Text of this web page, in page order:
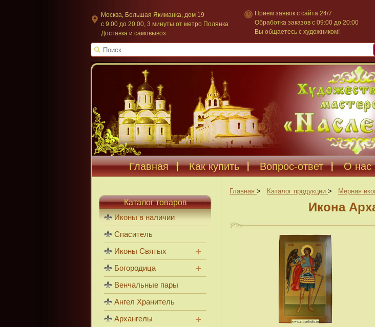
Москва, Большая Якиманка, дом 19
c 9.00 до 20.00, 3 минуты от метро Полянка
Доставка и самовывоз
Прием заявок с сайта 24/7
Обработка заказов с 09:00 до 20:00
Вы общаетесь с художником!
Главная Как купить Вопрос-ответ О нас
Главная > Каталог продукции > Мерная
Икона
Каталог товаров
Иконы в наличии
Спаситель
Иконы Святых
Богородица
Венчальные пары
Ангел Хранитель
Архангелы